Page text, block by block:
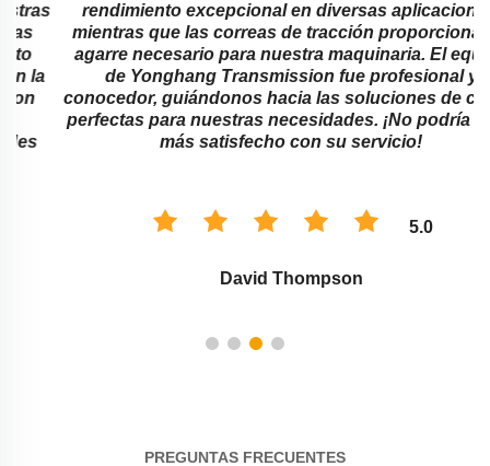
rendimiento excepcional en diversas aplicaciones,
mientras que las correas de tracción proporcionan el
agarre necesario para nuestra maquinaria. El equipo
de Yonghang Transmission fue profesional y
conocedor, guiándonos hacia las soluciones de correa
perfectas para nuestras necesidades. ¡No podría estar
más satisfecho con su servicio!
5.0
David Thompson
PREGUNTAS FRECUENTES